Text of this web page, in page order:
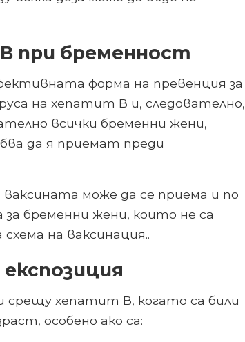
при бременност
форма на превенция за
на хепатит В и, следователно,
всички бременни жени,
да я приемат преди
може да се приема и по
бременни жени, които не са
на ваксинация..
срещу хепатит В, когато са били
особено ако са: